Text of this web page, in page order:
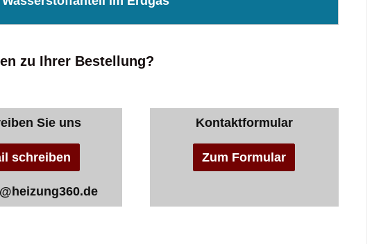
zu Ihrer Bestellung?
Sie uns
schreiben
Kontaktformular
Zum Formular